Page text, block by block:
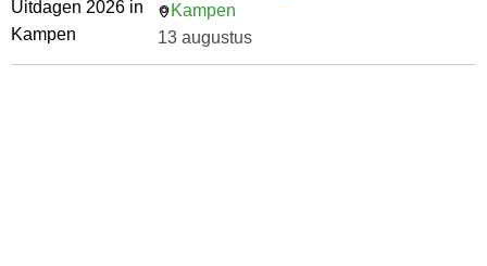
Kampen
13 augustus